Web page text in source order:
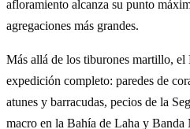
afloramiento alcanza su punto
agregaciones más grandes.
Más allá de los tiburones martillo,
expedición completo: paredes de
atunes y barracudas, pecios de la
macro en la Bahía de Laha y Banda